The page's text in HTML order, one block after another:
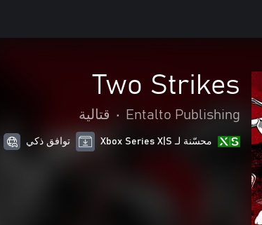
Two Strikes
Entalto Publishing
• قتالية
محسّنة لـ Xbox Series X|S توافق ذكي